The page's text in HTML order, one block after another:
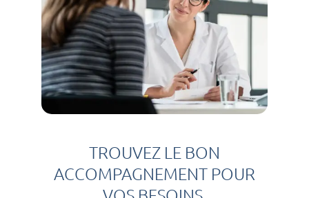
TROUVEZ LE BON
ACCOMPAGNEMENT POUR